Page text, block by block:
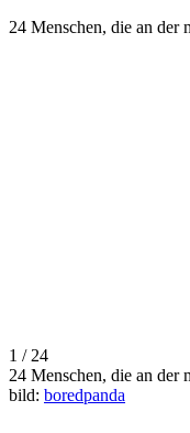
24 Menschen, die an der
1 / 24
24 Menschen, die an der
bild: boredpanda